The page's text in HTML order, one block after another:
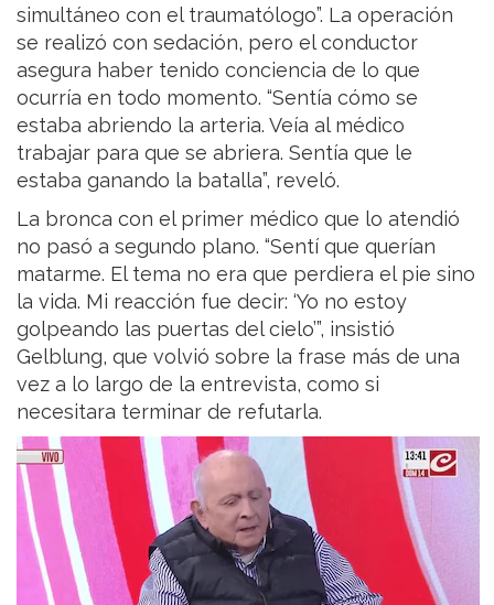
simultáneo con el traumatólogo”. La operación
se realizó con sedación, pero el conductor
asegura haber tenido conciencia de lo que
ocurría en todo momento. “Sentía cómo se
estaba abriendo la arteria. Veía al médico
trabajar para que se abriera. Sentía que le
estaba ganando la batalla”, reveló.
La bronca con el primer médico que lo atendió
no pasó a segundo plano. “Sentí que querían
matarme. El tema no era que perdiera el pie sino
la vida. Mi reacción fue decir: ‘Yo no estoy
golpeando las puertas del cielo’”, insistió
Gelblung, que volvió sobre la frase más de una
vez a lo largo de la entrevista, como si
necesitara terminar de refutarla.